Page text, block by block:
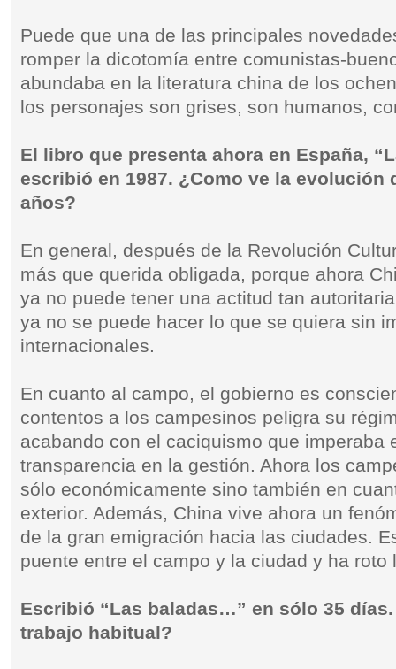
Puede que una de las principales
romper la dicotomía entre comunistas-
abundaba en la literatura china de los
los personajes son grises, son humanos,
El libro que presenta ahora en España,
escribió en 1987. ¿Como ve la evolución
años?
En general, después de la Revolución
más que querida obligada, porque ahora
ya no puede tener una actitud tan
ya no se puede hacer lo que se quiera sin
internacionales.
En cuanto al campo, el gobierno es
contentos a los campesinos peligra su
acabando con el caciquismo que imperaba
transparencia en la gestión. Ahora los
sólo económicamente sino también en
exterior. Además, China vive ahora un
de la gran emigración hacia las ciudades.
puente entre el campo y la ciudad y ha roto
Escribió “Las baladas…” en sólo 35
trabajo habitual?